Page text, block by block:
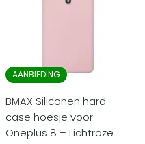
AANBIEDING
BMAX Siliconen hard
case hoesje voor
Oneplus 8 – Lichtroze